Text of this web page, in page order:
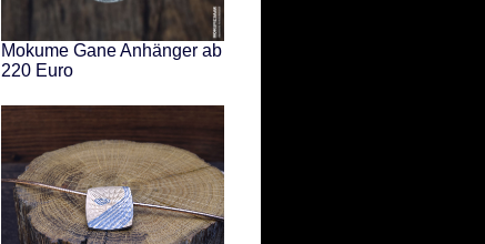
Mokume Gane Anhänger ab
220 Euro